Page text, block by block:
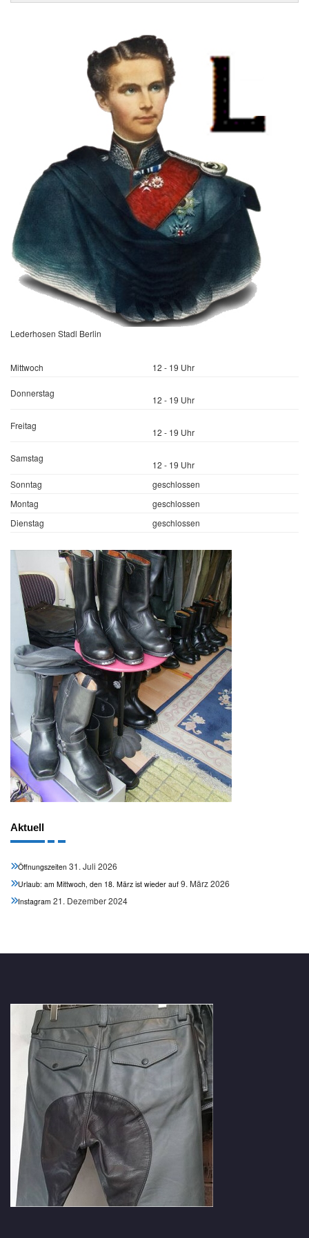
Lederhosen Stadl Berlin
Mittwoch 12 - 19 Uhr
Donnerstag
12 - 19 Uhr
Freitag
12 - 19 Uhr
Samstag
12 - 19 Uhr
Sonntag
geschlossen
Montag
geschlossen
Dienstag
geschlossen
Aktuell
Öffnungszeiten 31. Juli 2026
Urlaub: am Mittwoch, den 18. März ist wieder auf 9. März 2026
Instagram 21. Dezember 2024